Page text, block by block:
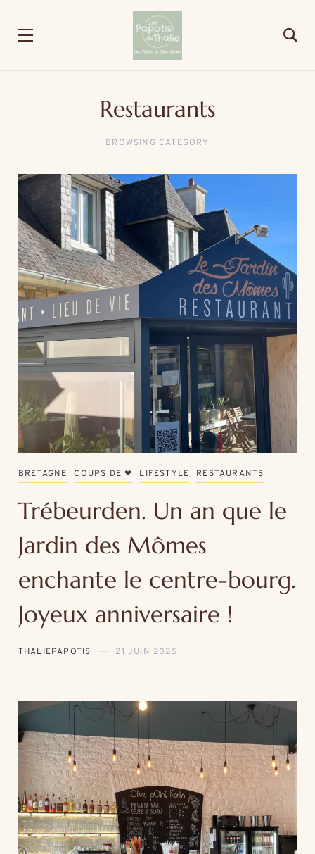
Restaurants
BROWSING CATEGORY
BRETAGNE COUPS DE ❤ LIFESTYLE RESTAURANTS
Trébeurden. Un an que le
Jardin des Mômes
enchante le centre-bourg.
Joyeux anniversaire !
THALIEPAPOTIS 21 JUIN 2025